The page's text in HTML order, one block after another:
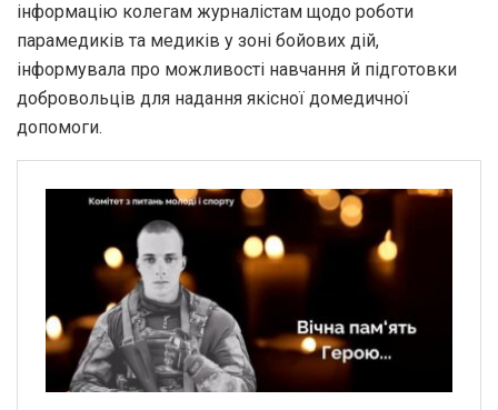
інформацію колегам журналістам щодо роботи
парамедиків та медиків у зоні бойових дій,
інформувала про можливості навчання й підготовки
добровольців для надання якісної домедичної
допомоги.